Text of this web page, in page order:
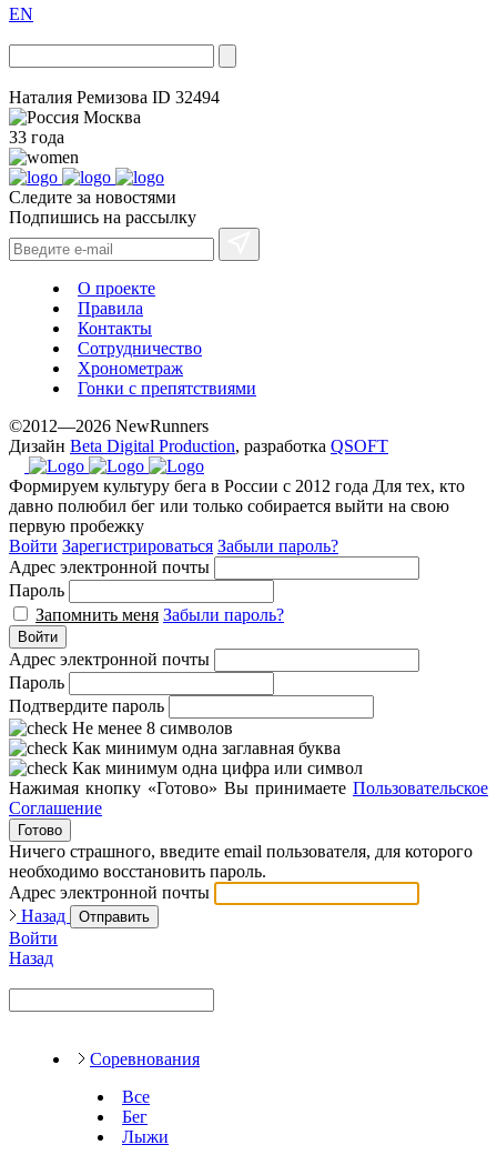
EN
Наталия Ремизова ID 32494
Москва
33 года
Следите за новостями
Подпишись на рассылку
О проекте
Правила
Контакты
Сотрудничество
Хронометраж
Гонки с препятствиями
©2012—2026 NewRunners
Дизайн Beta Digital Production, разработка QSOFT
Формируем культуру бега в России с 2012 года Для тех, кто
давно полюбил бег или только собирается выйти на свою
первую пробежку
Войти Зарегистрироваться Забыли пароль?
Адрес электронной почты
Пароль
Запомнить меня Забыли пароль?
Войти
Адрес электронной почты
Пароль
Подтвердите пароль
Не менее 8 символов
Как минимум одна заглавная буква
Как минимум одна цифра или символ
Нажимая кнопку «Готово» Вы принимаете Пользовательское
Соглашение
Готово
Ничего страшного, введите email пользователя, для которого
необходимо восстановить пароль.
Адрес электронной почты
Назад
Отправить
Войти
Назад
Соревнования
Все
Бег
Лыжи